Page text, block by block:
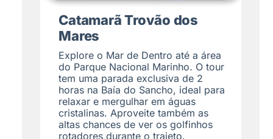
Catamarã Trovão dos
Mares
Explore o Mar de Dentro até a área
do Parque Nacional Marinho. O tour
tem uma parada exclusiva de 2
horas na Baía do Sancho, ideal para
relaxar e mergulhar em águas
cristalinas. Aproveite também as
altas chances de ver os golfinhos
rotadores durante o trajeto.